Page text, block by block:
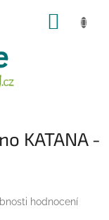
KATANA -
hodnocení